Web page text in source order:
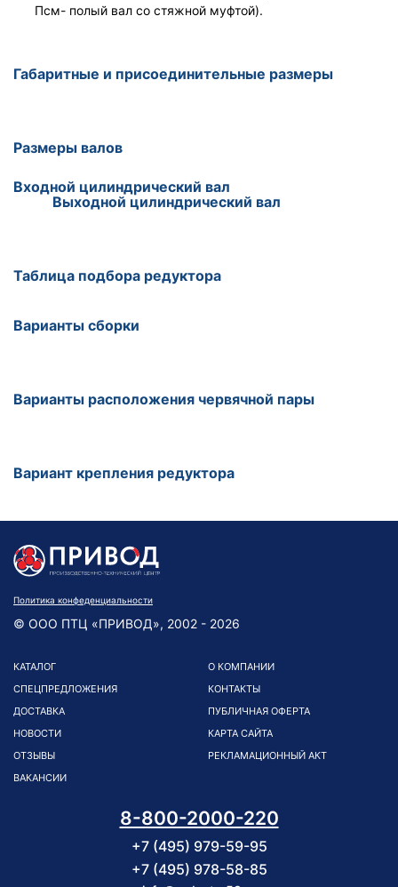
Псм- полый вал со стяжной муфтой).
Габаритные и присоединительные размеры
Размеры валов
Входной цилиндрический вал
Выходной цилиндрический вал
Таблица подбора редуктора
Варианты сборки
Варианты расположения червячной пары
Вариант крепления редуктора
Политика конфеденциальности
© ООО ПТЦ «ПРИВОД», 2002 - 2026
КАТАЛОГ
СПЕЦПРЕДЛОЖЕНИЯ
ДОСТАВКА
НОВОСТИ
ОТЗЫВЫ
ВАКАНСИИ
О КОМПАНИИ
КОНТАКТЫ
ПУБЛИЧНАЯ ОФЕРТА
КАРТА САЙТА
РЕКЛАМАЦИОННЫЙ АКТ
8-800-2000-220
+7 (495) 979-59-95
+7 (495) 978-58-85